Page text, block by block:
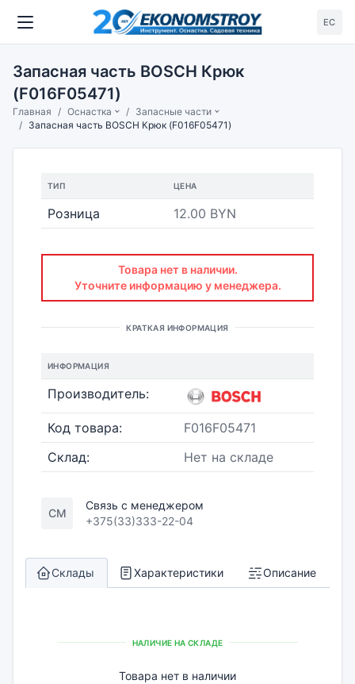
ЕС
Запасная часть BOSCH Крюк
(F016F05471)
Главная Оснастка
Запасные части
Запасная часть BOSCH Крюк (F016F05471)
ТИП ЦЕНА
Розница 12.00 BYN
Товара нет в наличии.
Уточните информацию у менеджера.
КРАТКАЯ ИНФОРМАЦИЯ
ИНФОРМАЦИЯ
Производитель:
Код товара:
F016F05471
Склад:
Нет на складе
СМ
Связь с менеджером
+375(33)333-22-04
Склады Характеристики Описание
НАЛИЧИЕ НА СКЛАДЕ
Товара нет в наличии